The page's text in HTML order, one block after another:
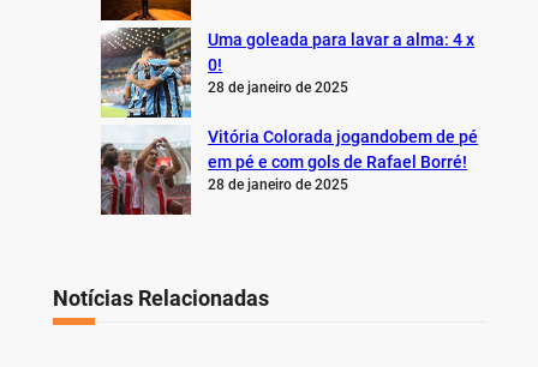
Uma goleada para lavar a alma: 4 x
0!
28 de janeiro de 2025
Vitória Colorada jogandobem de pé
em pé e com gols de Rafael Borré!
28 de janeiro de 2025
Notícias Relacionadas